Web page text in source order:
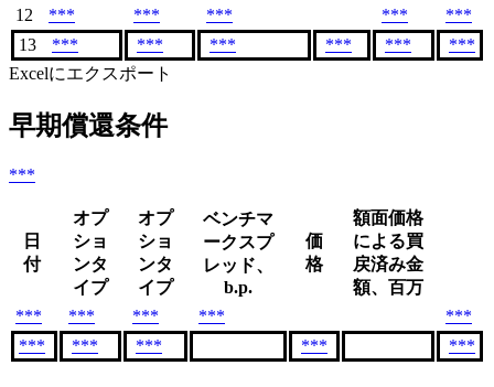
12
*** *** *** ***
***
13
*** *** *** *** ***
***
Excelにエクスポート
早期償還条件
***
日
付
オプ
ショ
ンタ
イプ
オプ
ショ
ンタ
イプ
ベンチマ
ークスプ
レッド、
b.p.
価
格
額面価格
による買
戻済み金
額、百万
***
*** *** ***
***
***
*** *** *** ***